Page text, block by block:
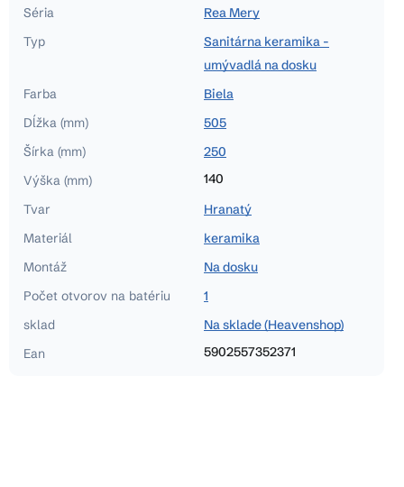
Séria
Rea Mery
Typ
Sanitárna keramika -
umývadlá na dosku
Farba
Biela
Dĺžka (mm)
505
Šírka (mm)
250
Výška (mm)
140
Tvar
Hranatý
Materiál
keramika
Montáž
Na dosku
Počet otvorov na batériu
1
sklad
Na sklade (Heavenshop)
Ean
5902557352371